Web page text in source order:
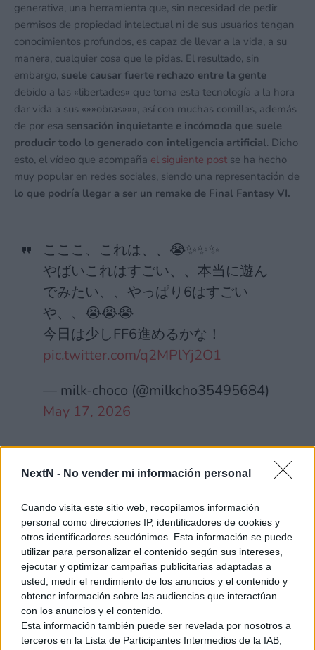
NextN - No vender mi información personal
Cuando visita este sitio web, recopilamos información
personal como direcciones IP, identificadores de cookies y
otros identificadores seudónimos. Esta información se puede
utilizar para personalizar el contenido según sus intereses,
ejecutar y optimizar campañas publicitarias adaptadas a
usted, medir el rendimiento de los anuncios y el contenido y
obtener información sobre las audiencias que interactúan
con los anuncios y el contenido.
Esta información también puede ser revelada por nosotros a
terceros en la Lista de Participantes Intermedios de la IAB,
generativa, una herramienta que, sin necesidad de pedir
permisos de propiedad intelectual ni de sus usuarios tengan
conocimientos profundos, es capaz de llevar a la vida, a su
manera, cualquier cosa que le pidas. El resultado, sin
embargo, suele causar fuerte rechazo entre la gente
debido a las «libertades» que toma esta tecnología a la hora
dar vida a sus «»»obras»»», así con muchas comillas, además
de por esa sensación inquietante e incómoda que suele
producir todo lo generado con inteligencia artificial. Dicho
esto, el vídeo que acompaña el siguiente post se ha hecho
muy popular en redes sociales, siendo una representación de
lo que podría llegar a ser un remake de Final Fantasy VI.
こここ、これは、、😭✨✨✨
やばいこれはすごい、、本当に遊ん
でみたい、、やっぱり6はすごい
や、、😭😭😭
今日は少しFF6進めるかな！
pic.twitter.com/q2MPlYj2O1
— milk-choco (@milkcho35495684)
May 17, 2026
El padre de Final Fantasy, encantado con el
resultado
Entre los fans de la saga Final Fantasy, Hironobu Sakaguchi
no necesita presentación. Es cariñosamente llamado«el
padre de Final Fantasy»,y una autoridad sobre el tema, pese
a que hace ya muchos años abandonara Square Enix para
formar su propio estudio y regalarnos joyas como (mi amado)
The Last Story. Su nombre está inundando de nuevo las
redes socialestras esta reacción al ver el vídeo de este